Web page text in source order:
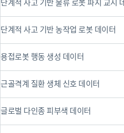
단계적 사고 기반 물류 로봇 파지 교시
단계적 사고 기반 농작업 로봇 데이터
용접로봇 행동 생성 데이터
근골격계 질환 생체 신호 데이터
글로벌 다인종 피부색 데이터